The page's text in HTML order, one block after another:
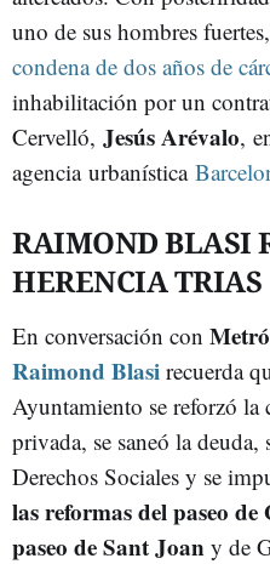
uno de sus hombres
condena de dos años de
inhabilitación por un
Cervelló, Jesús Arévalo,
agencia urbanística
RAIMOND BLASI
HERENCIA TRIAS
En conversación con
Raimond Blasi recuerda
Ayuntamiento se reforzó
privada, se saneó la deuda,
Derechos Sociales y se
las reformas del paseo
paseo de Sant Joan y de